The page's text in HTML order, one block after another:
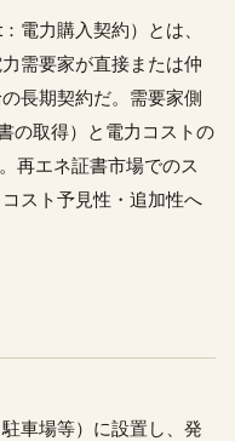
電力購入契約）とは、
需要家が直接または仲
長期契約だ。需要家側
の取得）と電力コストの
再エネ証書市場でのス
スト予見性・追加性へ
車場等）に設置し、発